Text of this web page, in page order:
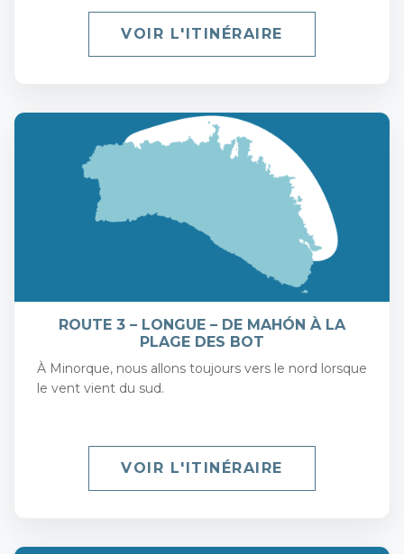
VOIR L'ITINÉRAIRE
ROUTE 3 – LONGUE – DE MAHÓN À LA
PLAGE DES BOT
À Minorque, nous allons toujours vers le nord lorsque
le vent vient du sud.
VOIR L'ITINÉRAIRE